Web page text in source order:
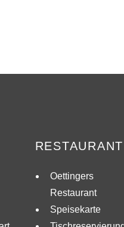
RESTAURANT
Oettingers
Restaurant
Speisekarte